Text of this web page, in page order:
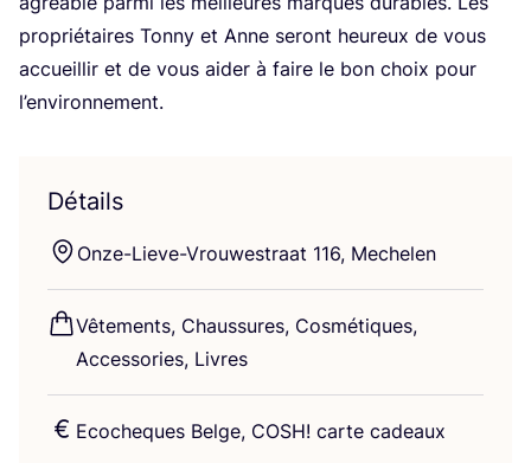
pro­prié­taires Ton­ny et Anne seront heu­reux de vous
accueillir et de vous aider à faire le bon choix pour
l’environnement.
Détails
Onze-Lieve-Vrou­wes­traat 116, Mechelen
Vête­ments, Chaus­sures, Cos­mé­tiques,
Acces­so­ries, Livres
Eco­cheques Belge, COSH! carte cadeaux